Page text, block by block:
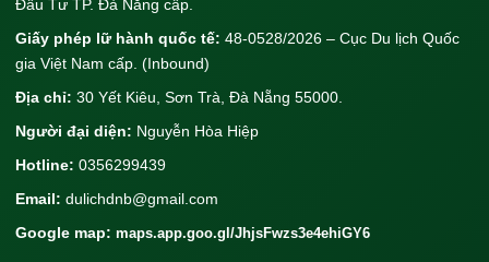
Đầu Tư TP. Đà Nẵng cấp.
Giấy phép lữ hành quốc tế: 48-0528/2026 – Cục Du lịch Quốc
gia Việt Nam cấp. (Inbound)
Địa chỉ: 30 Yết Kiêu, Sơn Trà, Đà Nẵng 55000.
Người đại diện: Nguyễn Hòa Hiệp
Hotline: 0356299439
Email: dulichdnb@gmail.com
Google map: maps.app.goo.gl/JhjsFwzs3e4ehiGY6